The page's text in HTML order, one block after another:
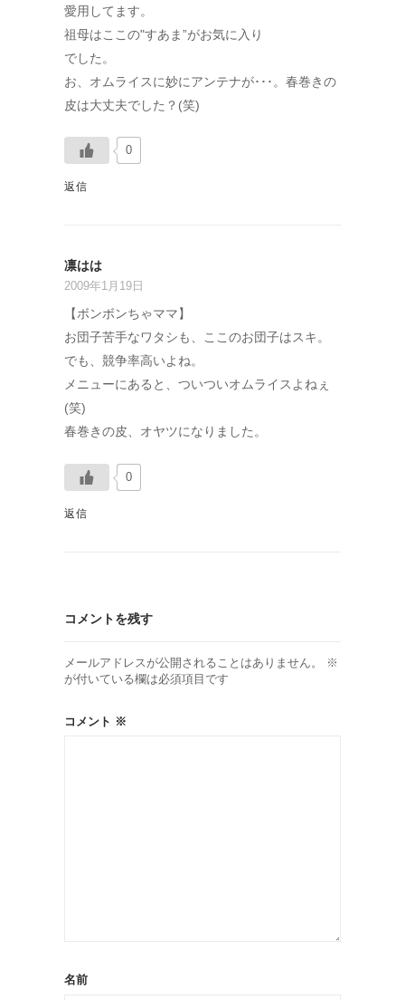
愛用してます。
祖母はここの"すあま”がお気に入り
でした。
お、オムライスに妙にアンテナが･･･。春巻きの
皮は大丈夫でした？(笑)
0
返信
凛はは
2009年1月19日
【ボンボンちゃママ】
お団子苦手なワタシも、ここのお団子はスキ。
でも、競争率高いよね。
メニューにあると、ついついオムライスよねぇ
(笑)
春巻きの皮、オヤツになりました。
0
返信
コメントを残す
メールアドレスが公開されることはありません。
※
が付いている欄は必須項目です
コメント ※
名前